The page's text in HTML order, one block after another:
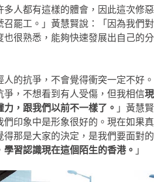
多人都有這樣的體會，因此這次修惡
召罷工。」黃慧賢說：「因為我們對
也很熟悉，能夠快速發展出自己的分
人的抗爭，不會覺得衝突一定不好。
爭，不想看到有人受傷，但我相信現
，跟我們以前不一樣了。 」黃慧賢
印象中是形象很好的。現在如果真
得那是大家的決定，是我們要面對的
學習認識現在這個陌生的香港。 」